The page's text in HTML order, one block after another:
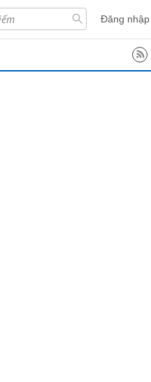
Đăng nhập